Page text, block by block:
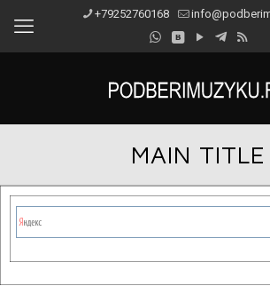
+79252760168
MAIN TITLE